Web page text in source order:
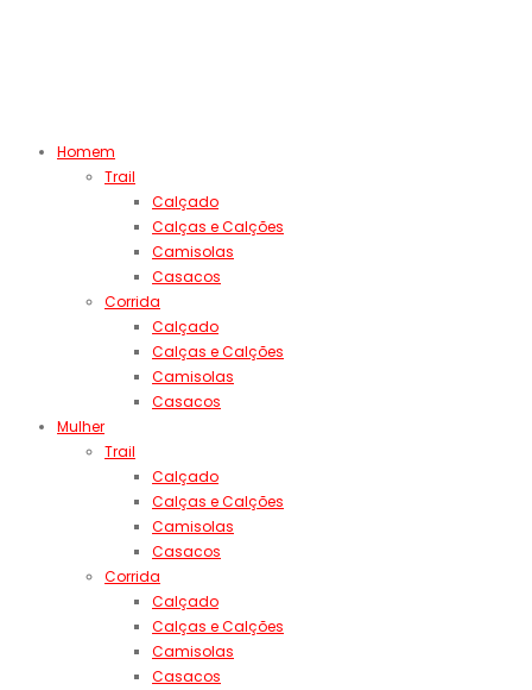
Homem
Trail
Calçado
Calças e Calções
Camisolas
Casacos
Corrida
Calçado
Calças e Calções
Camisolas
Casacos
Mulher
Trail
Calçado
Calças e Calções
Camisolas
Casacos
Corrida
Calçado
Calças e Calções
Camisolas
Casacos